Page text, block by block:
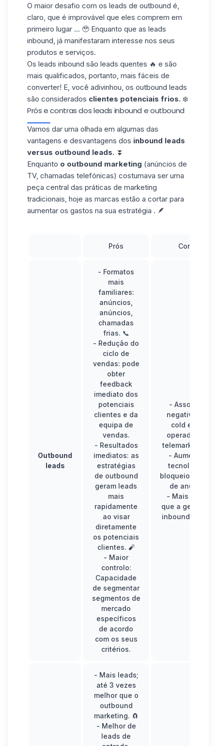
O maior desafio com os leads de outbound é,
claro, que é improvável que eles comprem em
primeiro lugar ... 🥹 Enquanto que as leads
inbound, já manifestaram interesse nos seus
produtos e serviços.
Os leads inbound são leads quentes 🔥 e são
mais qualificados, portanto, mais fáceis de
converter! E, você adivinhou, os outbound leads
são considerados clientes potenciais frios. ❄️
Prós e contras dos leads inbound e outbound
Vamos dar uma olhada em algumas das
vantagens e desvantagens dos inbound leads
versus outbound leads. ⏬
Enquanto o outbound marketing (anúncios de
TV, chamadas telefónicas) costumava ser uma
peça central das práticas de marketing
tradicionais, hoje as marcas estão a cortar para
aumentar os gastos na sua estratégia . 🪶
Prós Contras
Outbound
leads
- Formatos
mais
familiares:
anúncios,
anúncios,
chamadas
frias. 📞
- Redução do
ciclo de
vendas: pode
obter
feedback
imediato dos
potenciais
clientes e da
equipa de
vendas.
- Resultados
imediatos: as
estratégias
de outbound
geram leads
mais
rapidamente
ao visar
diretamente
os potenciais
clientes. 🧨
- Maior
controlo:
Capacidade
de segmentar
segmentos de
mercado
específicos
de acordo
com os seus
critérios.
- Associação
negativa
cold email e
operadores de
telemarketing.
- Aumento da
tecnologia de
bloqueio/
de anúncios
- Mais caro
que a geração
inbound leads.
- Mais leads;
até 3 vezes
melhor que o
outbound
marketing. 🧲
- Melhor de
leads de